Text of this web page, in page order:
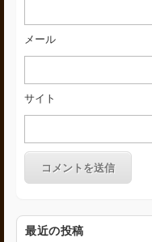
メール
サイト
最近の投稿